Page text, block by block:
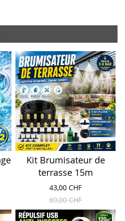
Kit Brumisateur de
terrasse 15m
43,00 CHF
69,00 CHF